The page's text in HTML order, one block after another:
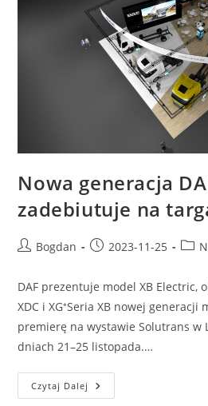
Usług
Nowa generacja
zadebiutuje na
PostBogdan
Post2023-11-25
Post
DAF prezentuje model XB Electric,
XDC i XG⁺Seria XB nowej generacji
premierę na wystawie Solutrans w
dniach 21–25 listopada.…
Czytaj Dalej Nowa
Generacja